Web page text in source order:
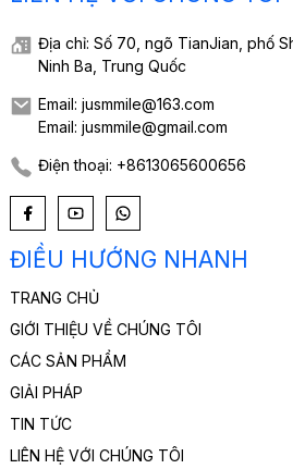
Địa chỉ: Số 70, ngõ TianJian, phố
Ninh Ba, Trung Quốc
Email: jusmmile@163.com
Email: jusmmile@gmail.com
Điện thoại: +8613065600656
ĐIỀU HƯỚNG NHANH
TRANG CHỦ
GIỚI THIỆU VỀ CHÚNG TÔI
CÁC SẢN PHẨM
GIẢI PHÁP
TIN TỨC
LIÊN HỆ VỚI CHÚNG TÔI